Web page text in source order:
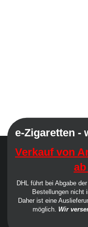
e-Zigaretten -
Verkauf von
DHL führt bei Abgabe
Bestellungen nicht
Daher ist eine
möglich. Wir